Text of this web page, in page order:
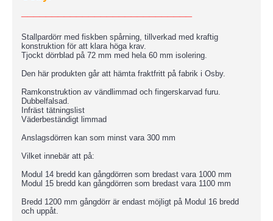
Stallpardörr med fiskben spårning, tillverkad med kraftig
konstruktion för att klara höga krav.
Tjockt dörrblad på 72 mm med hela 60 mm isolering.
Den här produkten går att hämta fraktfritt på fabrik i Osby.
Ramkonstruktion av vändlimmad och fingerskarvad furu.
Dubbelfalsad.
Infräst tätningslist
Väderbeständigt limmad
Anslagsdörren kan som minst vara 300 mm
Vilket innebär att på:
Modul 14 bredd kan gångdörren som bredast vara 1000 mm
Modul 15 bredd kan gångdörren som bredast vara 1100 mm
Bredd 1200 mm gångdörr är endast möjligt på Modul 16 bredd
och uppåt.